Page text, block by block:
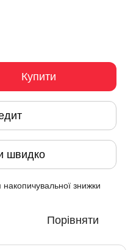
Купити
швидко
знижки
Порівняти